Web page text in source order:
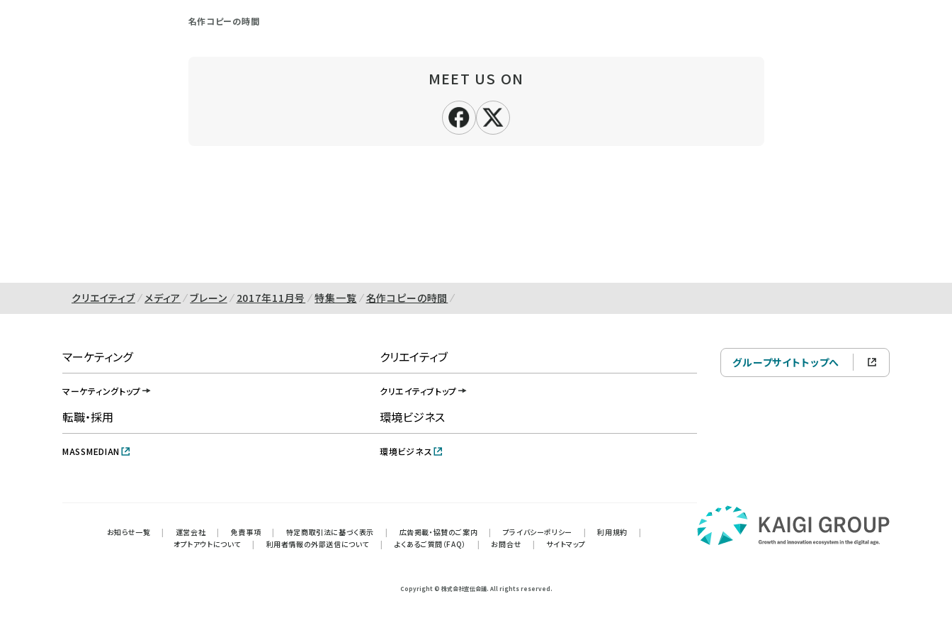
名作コピーの時間
MEET US ON
クリエイティブ メディア ブレーン 2017年11月号 特集一覧 名作コピーの時間
マーケティング
マーケティングトップ
クリエイティブ
クリエイティブトップ
転職・採用
MASSMEDIAN
環境ビジネス
環境ビジネス
お知らせ一覧 | 運営会社 | 免責事項 | 特定商取引法に基づく表示 | 広告掲載・協賛のご案内 | プライバシーポリシー | 利用規約
|
オプトアウトについて
| 利用者情報の外部送信について | よくあるご質問（FAQ） | お問合せ | サイトマップ
グループサイトトップへ
Copyright © 株式会社宣伝会議. All rights reserved.